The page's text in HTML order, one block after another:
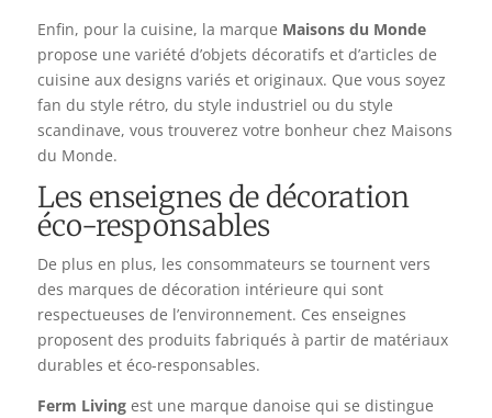
Enfin, pour la cuisine, la marque Maisons du Monde
propose une variété d’objets décoratifs et d’articles de
cuisine aux designs variés et originaux. Que vous soyez
fan du style rétro, du style industriel ou du style
scandinave, vous trouverez votre bonheur chez Maisons
du Monde.
Les enseignes de décoration
éco-responsables
De plus en plus, les consommateurs se tournent vers
des marques de décoration intérieure qui sont
respectueuses de l’environnement. Ces enseignes
proposent des produits fabriqués à partir de matériaux
durables et éco-responsables.
Ferm Livingest une marque danoise qui se distingue